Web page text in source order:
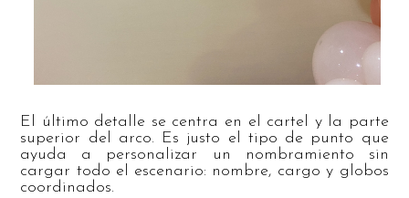
El último detalle se centra en el cartel y la parte
superior del arco. Es justo el tipo de punto que
ayuda a personalizar un nombramiento sin
cargar todo el escenario: nombre, cargo y globos
coordinados.